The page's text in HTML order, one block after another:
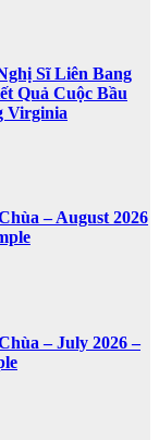
Sĩ Liên Bang
Quả Cuộc Bầu
Virginia
– August 2026
– July 2026 –